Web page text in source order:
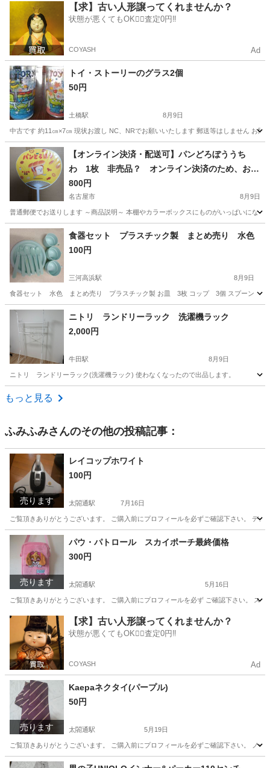
土橋駅 生活雑貨 オフホワイト
【求】古い人形譲ってくれませんか？
状態が悪くてもOK🙆‍♀️査定0円‼️
COYASH Ad
トイ・ストーリーのグラス2個
50円
土橋駅 8月9日
中古です 約11㎝×7㎝ 現状お渡し NC、NRでお願いいたします 郵送等はしません お
愛知 豊田市 土橋駅 生活雑貨 ストーリー
【オンライン決済・配送可】パンどろぼううち
わ 1枚 非売品？ オンライン決済のため、お会
いする必要は、ありません 全国どこでもご自宅
に郵送します。
800円
名古屋市 8月9日
普通郵便でお送りします ～商品説明～ 本棚やカラーボックスにものがいっぱいにな
愛知 名古屋市 その他 ろぼう
食器セット プラスチック製 まとめ売り 水色
100円
三河高浜駅 8月9日
食器セット 水色 まとめ売り プラスチック製 お皿 3枚 コップ 3個 スプーン 3本
愛知 高浜市 三河高浜駅 食器 食器セット
ニトリ ランドリーラック 洗濯機ラック
2,000円
牛田駅 8月9日
ニトリ ランドリーラック(洗濯機ラック) 使わなくなったので出品します。
愛知 知立市
もっと見る
ふみふみさんのその他の投稿記事：
売ります
レイコップホワイト
100円
太閤通駅 7月16日
ご覧頂きありがとうございます。 ご購入前にプロフィールを必ずご確認下さい。 デ
愛知 名古屋市 太閤通駅 レイコップ
売ります
パウ・パトロール スカイポーチ最終価格
300円
太閤通駅 5月16日
ご覧頂きありがとうございます。 ご購入前にプロフィールを必ず ご確認下さい。 ス
愛知 名古屋市 太閤通駅 キッズ用品 スカイ
【求】古い人形譲ってくれませんか？
状態が悪くてもOK🙆‍♀️査定0円‼️
COYASH Ad
売ります
Kaepaネクタイ(パープル)
50円
太閤通駅 5月19日
ご覧頂きありがとうございます。 ご購入前にプロフィールを必ずご確認下さい。 ノ
愛知 名古屋市 太閤通駅 小物